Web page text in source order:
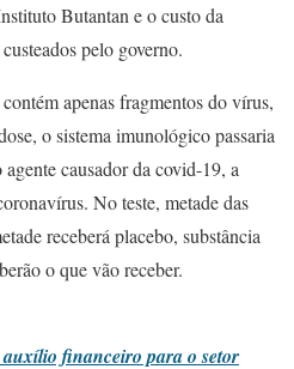
Butantan e o custo da
pelo governo.
apenas fragmentos do vírus,
o sistema imunológico passaria
causador da covid-19, a
No teste, metade das
receberá placebo, substância
o que vão receber.
financeiro para o setor